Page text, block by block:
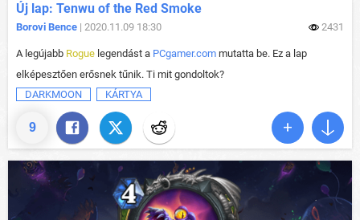
9
Új lap: Tenwu of the Red Smoke
Borovi Bence | 2020.11.09 18:30 2431
A legújabb Rogue legendást a PCgamer.com mutatta be. Ez a lap
elképesztően erősnek tűnik. Ti mit gondoltok?
DARKMOON
KÁRTYA